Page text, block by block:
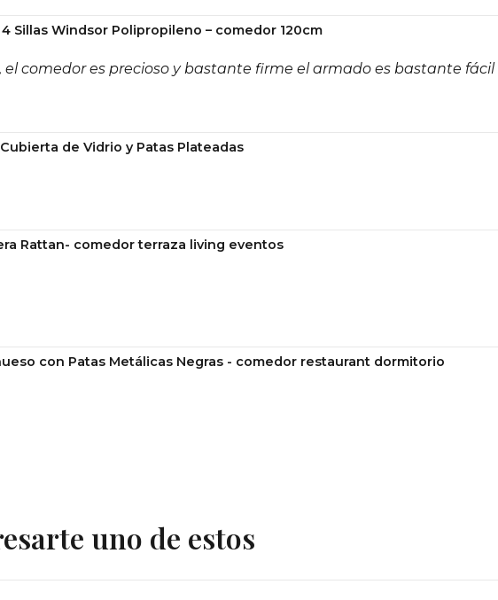
Sillas Windsor Polipropileno – comedor 120cm
comedor es precioso y bastante firme el armado es bastante
de Vidrio y Patas Plateadas
Rattan- comedor terraza living eventos
con Patas Metálicas Negras - comedor restaurant dormitorio
uno de estos